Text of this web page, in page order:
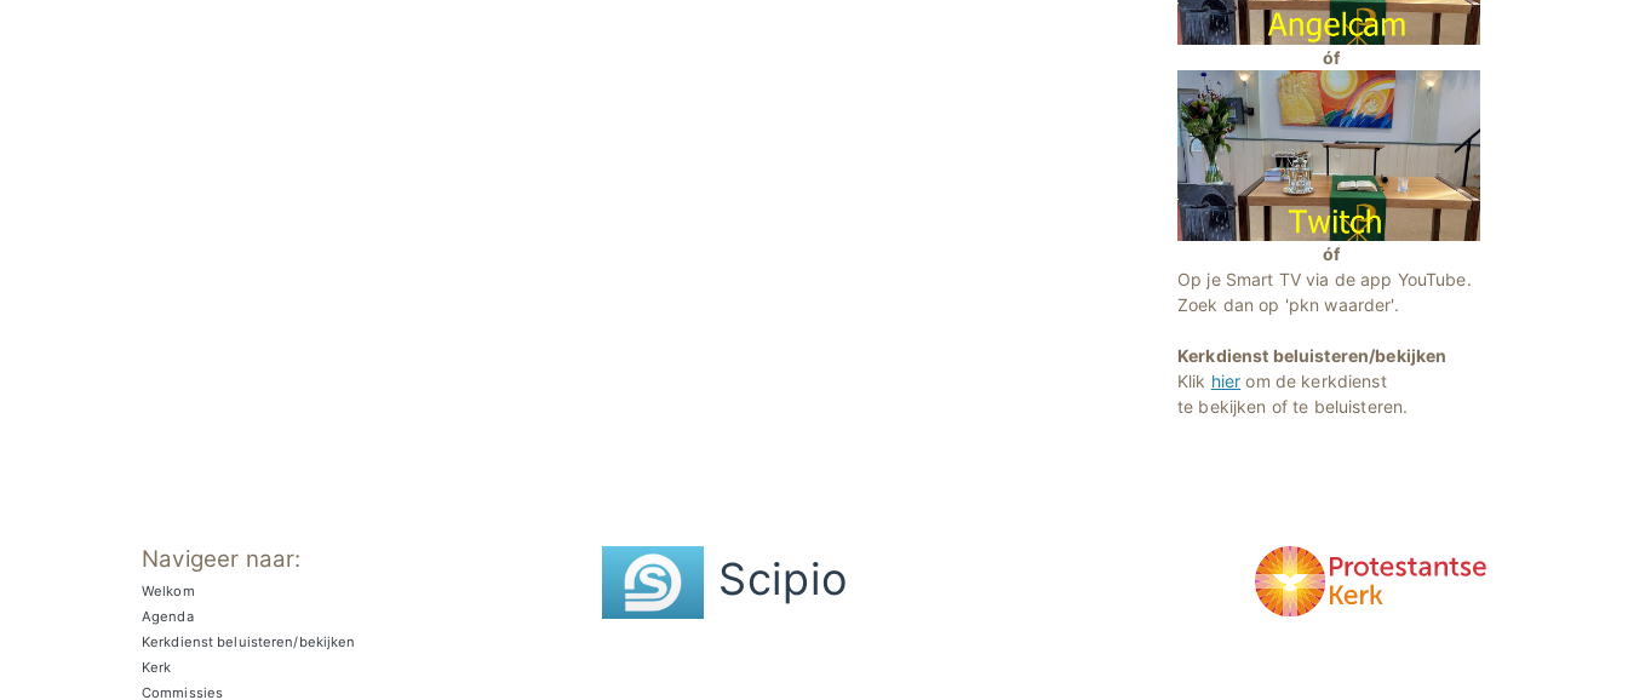
óf
óf
Op je Smart TV via de app YouTube.
Zoek dan op 'pkn waarder'.
Kerkdienst beluisteren/bekijken
Klik hier om de kerkdienst
te bekijken of te beluisteren.
Navigeer naar:
Welkom
Agenda
Kerkdienst beluisteren/bekijken
Kerk
Commissies
Scipio